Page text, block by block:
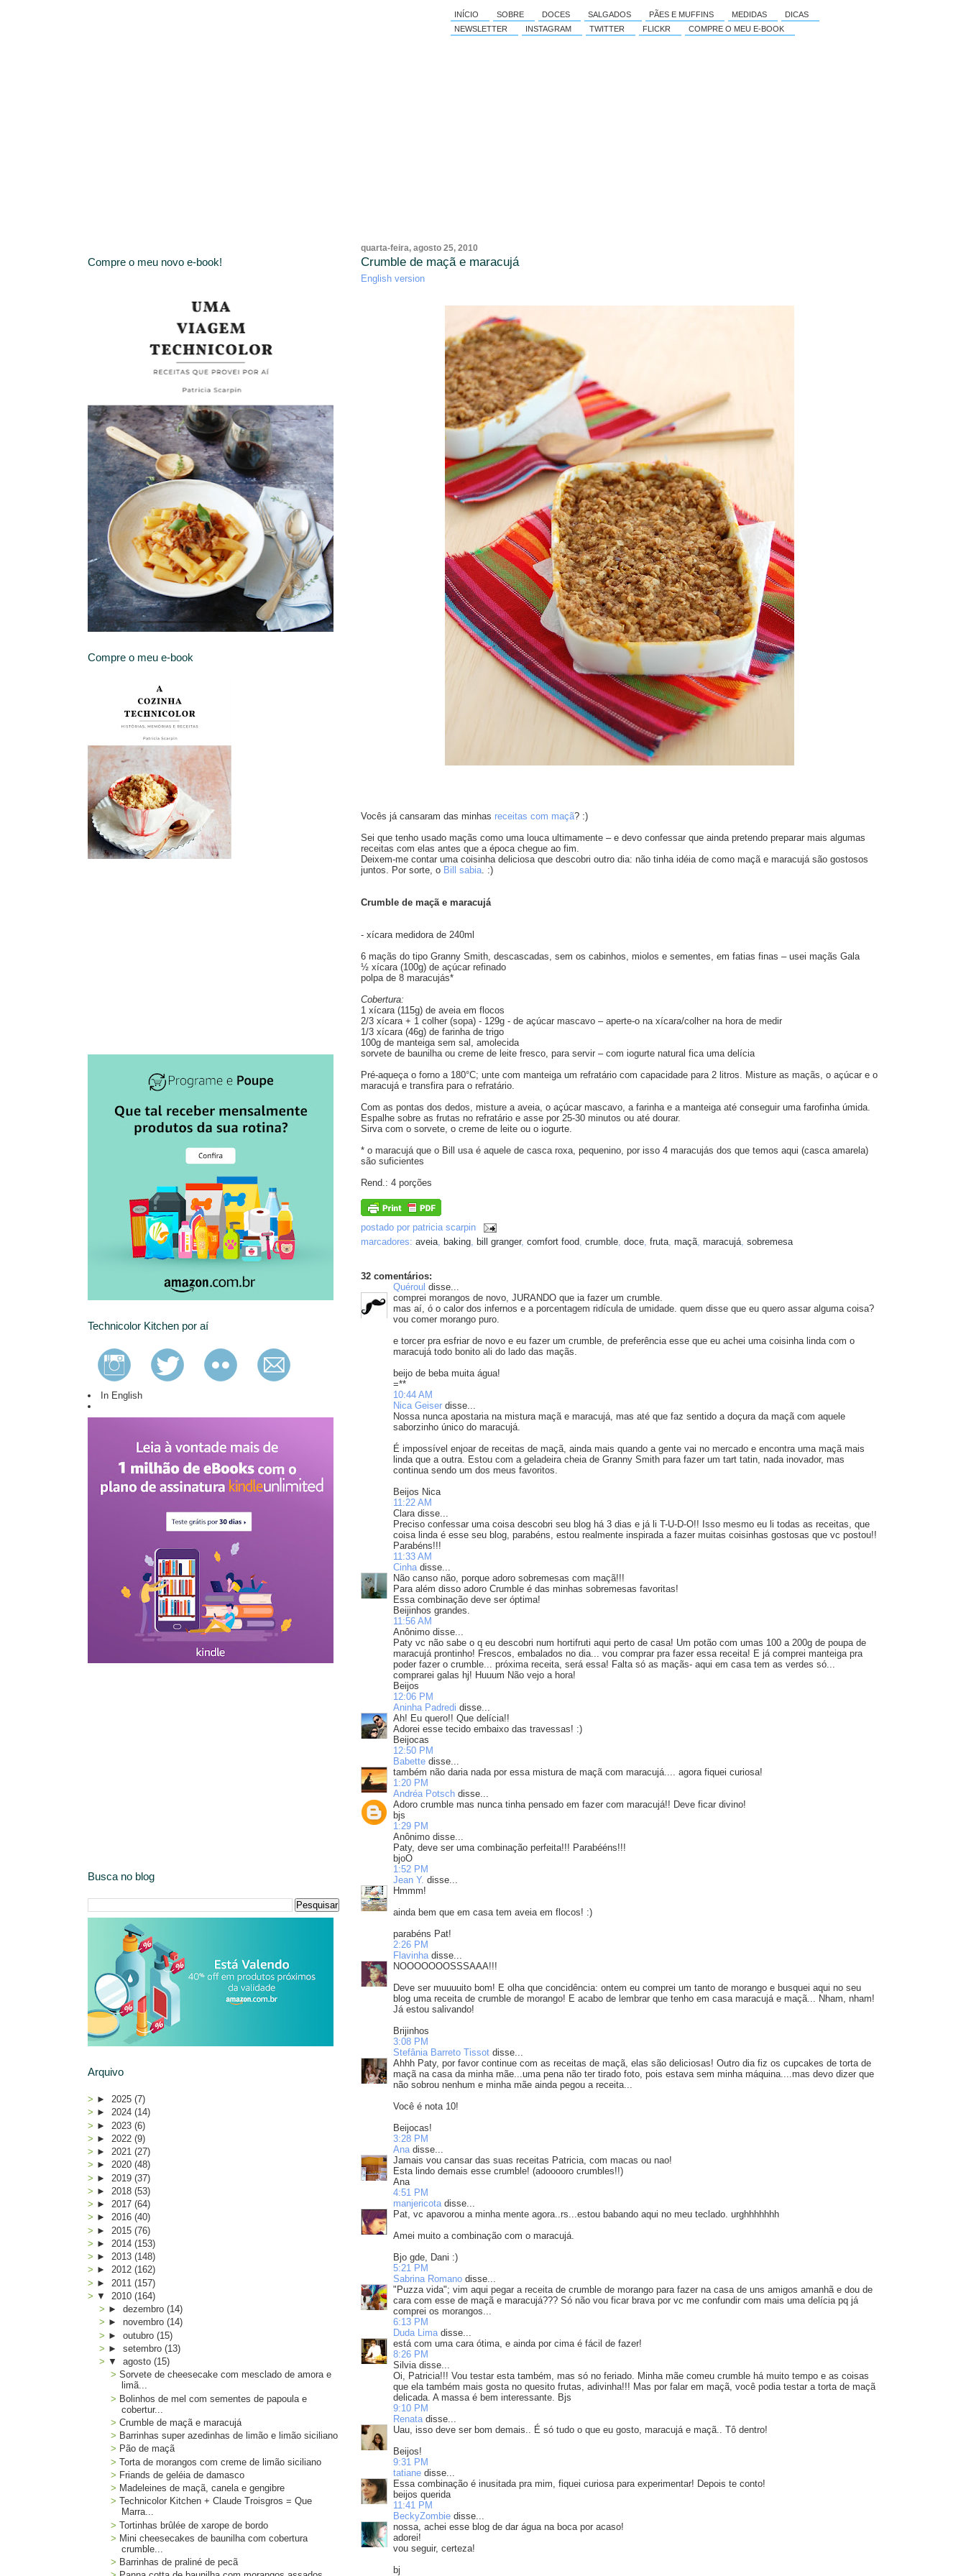
INÍCIO SOBRE DOCES SALGADOS PÃES E MUFFINS MEDIDAS
DICAS
NEWSLETTER
INSTAGRAM TWITTER FLICKR COMPRE O MEU E-BOOK
quarta-feira, agosto 25, 2010
Crumble de maçã e maracujá
English version
Vocês já cansaram das minhas receitas com maçã? :)
Sei que tenho usado maçãs como uma louca ultimamente – e devo confessar que ainda pretendo preparar mais algumas
receitas com elas antes que a época chegue ao fim.
Deixem-me contar uma coisinha deliciosa que descobri outro dia: não tinha idéia de como maçã e maracujá são gostosos
juntos. Por sorte, o Bill sabia. :)
Crumble de maçã e maracujá
- xícara medidora de 240ml
6 maçãs do tipo Granny Smith, descascadas, sem os cabinhos, miolos e sementes, em fatias finas – usei maçãs Gala
½ xícara (100g) de açúcar refinado
polpa de 8 maracujás*
Cobertura:
1 xícara (115g) de aveia em flocos
2/3 xícara + 1 colher (sopa) - 129g - de açúcar mascavo – aperte-o na xícara/colher na hora de medir
1/3 xícara (46g) de farinha de trigo
100g de manteiga sem sal, amolecida
sorvete de baunilha ou creme de leite fresco, para servir – com iogurte natural fica uma delícia
Pré-aqueça o forno a 180°C; unte com manteiga um refratário com capacidade para 2 litros. Misture as maçãs, o açúcar e o
maracujá e transfira para o refratário.
Com as pontas dos dedos, misture a aveia, o açúcar mascavo, a farinha e a manteiga até conseguir uma farofinha úmida.
Espalhe sobre as frutas no refratário e asse por 25-30 minutos ou até dourar.
Sirva com o sorvete, o creme de leite ou o iogurte.
* o maracujá que o Bill usa é aquele de casca roxa, pequenino, por isso 4 maracujás dos que temos aqui (casca amarela)
são suficientes
Rend.: 4 porções
postado por patricia scarpin
marcadores: aveia, baking, bill granger, comfort food, crumble, doce, fruta, maçã, maracujá, sobremesa
32 comentários:
Quéroul disse...
comprei morangos de novo, JURANDO que ia fazer um crumble.
mas aí, ó o calor dos infernos e a porcentagem ridícula de umidade. quem disse que eu quero assar alguma coisa?
vou comer morango puro.
e torcer pra esfriar de novo e eu fazer um crumble, de preferência esse que eu achei uma coisinha linda com o
maracujá todo bonito ali do lado das maçãs.
beijo de beba muita água!
=**
10:44 AM
Nica Geiser disse...
Nossa nunca apostaria na mistura maçã e maracujá, mas até que faz sentido a doçura da maçã com aquele
saborzinho único do maracujá.
É impossível enjoar de receitas de maçã, ainda mais quando a gente vai no mercado e encontra uma maçã mais
linda que a outra. Estou com a geladeira cheia de Granny Smith para fazer um tart tatin, nada inovador, mas
continua sendo um dos meus favoritos.
Beijos Nica
11:22 AM
Clara disse...
Preciso confessar uma coisa descobri seu blog há 3 dias e já li T-U-D-O!! Isso mesmo eu li todas as receitas, que
coisa linda é esse seu blog, parabéns, estou realmente inspirada a fazer muitas coisinhas gostosas que vc postou!!
Parabéns!!!
11:33 AM
Cinhadisse...
Não canso não, porque adoro sobremesas com maçã!!!
Para além disso adoro Crumble é das minhas sobremesas favoritas!
Essa combinação deve ser óptima!
Beijinhos grandes.
11:56 AM
Anônimo disse...
Paty vc não sabe o q eu descobri num hortifruti aqui perto de casa! Um potão com umas 100 a 200g de poupa de
maracujá prontinho! Frescos, embalados no dia... vou comprar pra fazer essa receita! E já comprei manteiga pra
poder fazer o crumble... próxima receita, será essa! Falta só as maçãs- aqui em casa tem as verdes só...
comprarei galas hj! Huuum Não vejo a hora!
Beijos
12:06 PM
Aninha Padredi disse...
Ah! Eu quero!! Que delícia!!
Adorei esse tecido embaixo das travessas! :)
Beijocas
12:50 PM
Babette disse...
também não daria nada por essa mistura de maçã com maracujá.... agora fiquei curiosa!
1:20 PM
Andréa Potsch disse...
Adoro crumble mas nunca tinha pensado em fazer com maracujá!! Deve ficar divino!
bjs
1:29 PM
Anônimo disse...
Paty, deve ser uma combinação perfeita!!! Parabééns!!!
bjoO
1:52 PM
Jean Y. disse...
Hmmm!
ainda bem que em casa tem aveia em flocos! :)
parabéns Pat!
2:26 PM
Flavinhadisse...
NOOOOOOOSSSAAA!!!
Deve ser muuuuito bom! E olha que concidência: ontem eu comprei um tanto de morango e busquei aqui no seu
blog uma receita de crumble de morango! E acabo de lembrar que tenho em casa maracujá e maçã... Nham, nham!
Já estou salivando!
Brijinhos
3:08 PM
Stefânia Barreto Tissot disse...
Ahhh Paty, por favor continue com as receitas de maçã, elas são deliciosas! Outro dia fiz os cupcakes de torta de
maçã na casa da minha mãe...uma pena não ter tirado foto, pois estava sem minha máquina....mas devo dizer que
não sobrou nenhum e minha mãe ainda pegou a receita...
Você é nota 10!
Beijocas!
3:28 PM
Anadisse...
Jamais vou cansar das suas receitas Patricia, com macas ou nao!
Esta lindo demais esse crumble! (adooooro crumbles!!)
Ana
4:51 PM
manjericotadisse...
Pat, vc apavorou a minha mente agora..rs...estou babando aqui no meu teclado. urghhhhhhh
Amei muito a combinação com o maracujá.
Bjo gde, Dani :)
5:21 PM
Sabrina Romano disse...
"Puzza vida"; vim aqui pegar a receita de crumble de morango para fazer na casa de uns amigos amanhã e dou de
cara com esse de maçã e maracujá??? Só não vou ficar brava por vc me confundir com mais uma delícia pq já
comprei os morangos...
6:13 PM
Duda Limadisse...
está com uma cara ótima, e ainda por cima é fácil de fazer!
8:26 PM
Silvia disse...
Oi, Patricia!!! Vou testar esta também, mas só no feriado. Minha mãe comeu crumble há muito tempo e as coisas
que ela também mais gosta no quesito frutas, adivinha!!! Mas por falar em maçã, você podia testar a torta de maçã
delicada. A massa é bem interessante. Bjs
9:10 PM
Renatadisse...
Uau, isso deve ser bom demais.. É só tudo o que eu gosto, maracujá e maçã.. Tô dentro!
Beijos!
9:31 PM
tatiane disse...
Essa combinação é inusitada pra mim, fiquei curiosa para experimentar! Depois te conto!
beijos querida
11:41 PM
BeckyZombie disse...
nossa, achei esse blog de dar água na boca por acaso!
adorei!
vou seguir, certeza!
bj
Compre o meu novo e-book!
Compre o meu e-book
Technicolor Kitchen por aí
In English
Busca no blog
Arquivo
► 2025 (7)
► 2024 (14)
► 2023 (6)
► 2022 (9)
► 2021 (27)
► 2020 (48)
► 2019 (37)
► 2018 (53)
► 2017 (64)
► 2016 (40)
► 2015 (76)
► 2014 (153)
► 2013 (148)
► 2012 (162)
► 2011 (157)
▼ 2010 (164)
► dezembro (14)
► novembro (14)
► outubro (15)
► setembro (13)
▼ agosto (15)
Sorvete de cheesecake com mesclado de amora e
limã...
Bolinhos de mel com sementes de papoula e
cobertur...
Crumble de maçã e maracujá
Barrinhas super azedinhas de limão e limão siciliano
Pão de maçã
Torta de morangos com creme de limão siciliano
Friands de geléia de damasco
Madeleines de maçã, canela e gengibre
Technicolor Kitchen + Claude Troisgros = Que
Marra...
Tortinhas brûlée de xarope de bordo
Mini cheesecakes de baunilha com cobertura
crumble...
Barrinhas de praliné de pecã